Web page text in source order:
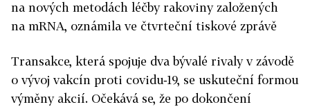
na nových metodách léčby rakoviny založených
na mRNA, oznámila ve čtvrteční tiskové zprávě
Transakce, která spojuje dva bývalé rivaly v závodě
o vývoj vakcín proti covidu‑19, se uskuteční formou
výměny akcií. Očekává se, že po dokončení